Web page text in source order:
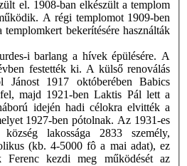
el. 1908-ban elkészült a templom
A régi templomot 1909-ben
bekerítésére használták
i barlang a hívek épülésére. A
festették ki. A külső renoválás
Jánost 1917 októberében Babics
majd 1921-ben Laktis Pál lett a
idején hadi célokra elvitték a
1927-ben pótolnak. Az 1931-es
lakossága 2833 személy,
(kb. 4-5000 fô a mai adat), ez
Ferenc kezdi meg működését az